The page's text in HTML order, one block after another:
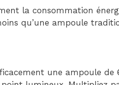
la consommation
qu’une ampoule
une ampoule de